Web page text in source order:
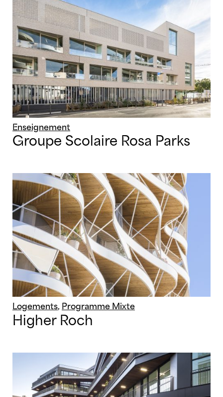
Enseignement
Groupe Scolaire Rosa Parks
Logements, Programme Mixte
Higher Roch